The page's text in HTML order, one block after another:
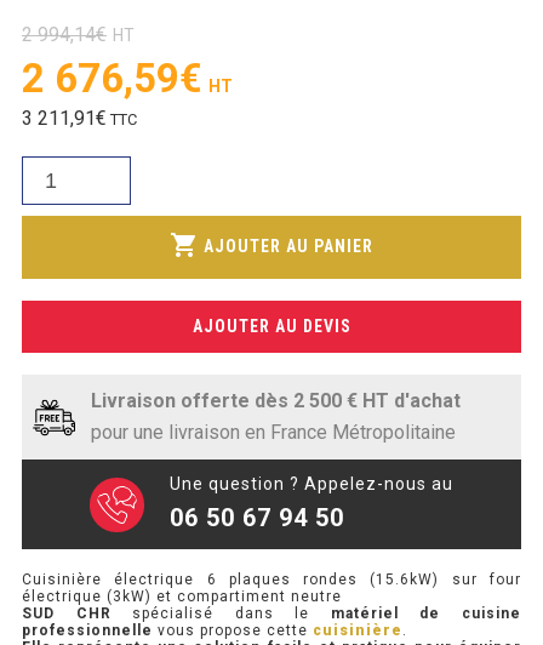
SOUBASSEMENT RÉFRIGÉRÉ
TABLE DE PRÉPARATION
TABLE DE PRÉPARATION 700 / 800
SALADETTE 800 VITRÉE
MEUBLE À PIZZA
MEUBLE À PIZZA COMPACT
MEUBLE À PIZZA
2 994,14€
Le
prix
initial
était :
994,14€.
2 676,59€
Le
actuel
est :
676,59€.
3 211,91€ TTC
6
four
électrique
compartiment
shopping_cart AJOUTER AU PANIER
AJOUTER AU DEVIS
Livraison offerte dès 2 500 € HT d'achat
pour une livraison en France Métropolitaine
Une question ? Appelez-nous au
06 50 67 94 50
Cuisinière électrique 6 plaques rondes (15.6kW) sur four
électrique (3kW) et compartiment neutre
SUD CHR
spécialisé dans le matériel de cuisine
professionnelle vous propose cette cuisinière .